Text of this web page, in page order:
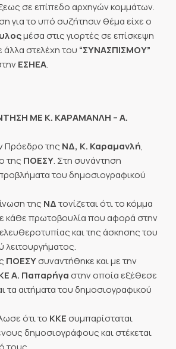
σε επίπεδο αρχηγών κομμάτων.
για το υπό συζήτησιν θέμα είχε ο
μέσα στις γιορτές σε επίσκεψη
άλλα στελέχη του “ΣΥΝΑΣΠΙΣΜΟΥ”
ΕΣΗΕΑ.
ΜΕ Κ. ΚΑΡΑΜΑΝΛΗ – Α.
Πρόεδρο της ΝΔ, Κ. Καραμανλή,
της ΠΟΕΣΥ. Στη συνάντηση
του δημοσιογραφικού
της ΝΔτονίζεται ότι το κόμμα
κάθε πρωτοβουλία που αφορά στην
και της άσκησης του
λειτουργήματος.
ΠΟΕΣΥσυναντήθηκε και με την
Α. Παπαρήγαστην οποία εξέθεσε
τα αιτήματα του δημοσιογραφικού
ότι το ΚΚΕσυμπαρίσταται
δημοσιογράφους και στέκεται